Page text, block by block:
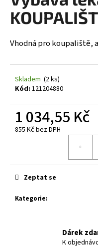
0,0
hvězdiček.
Vhodná pro koupaliště,
Skladem (2 ks)
Kód: 121204880
1 034,55 Kč
855 Kč bez DPH
Kategorie:
Zeptat se
Dárek
K
a
j
í
?
HLEDAT
p